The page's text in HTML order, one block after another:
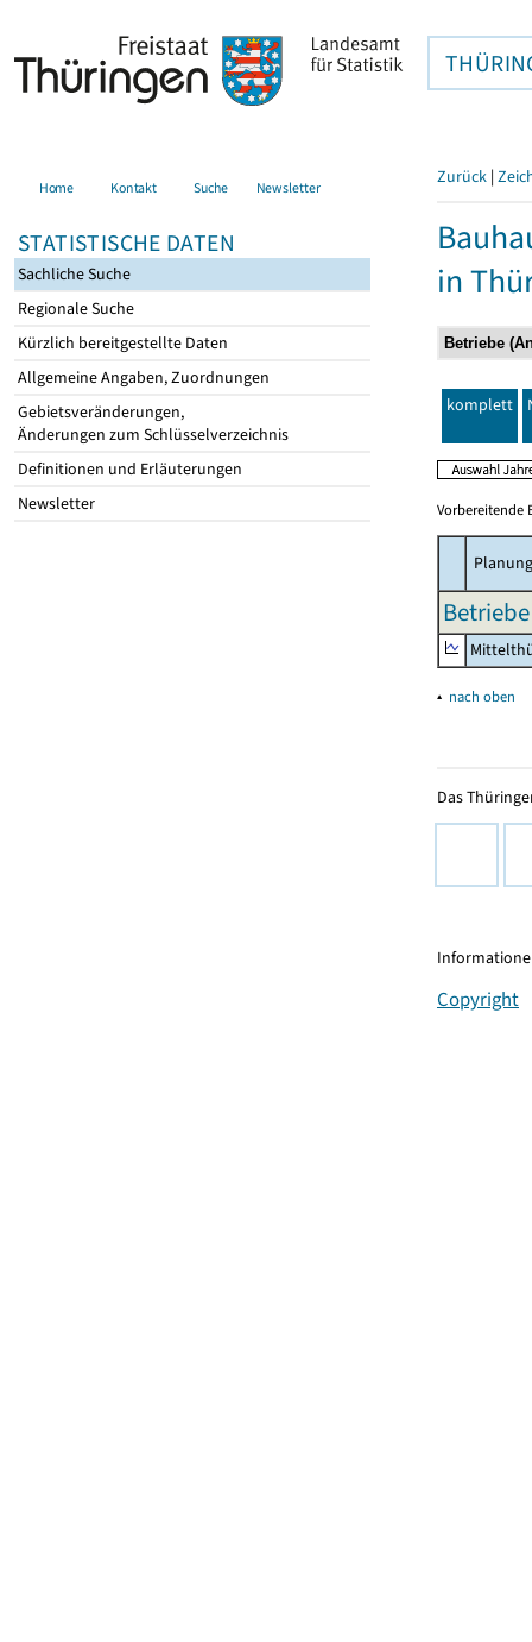
Home Kontakt Suche Newsletter
STATISTISCHE DATEN
Sachliche Suche
Regionale Suche
Kürzlich bereitgestellte Daten
Allgemeine Angaben, Zuordnungen
Gebietsveränderungen,
Änderungen zum Schlüsselverzeichnis
Definitionen und Erläuterungen
Newsletter
Zurück |
in
komplett
Vorbereitende
▴ nach oben
Das
Copyright